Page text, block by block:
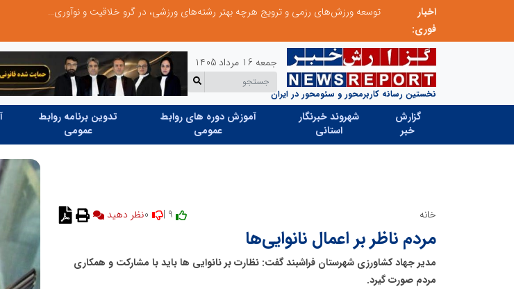
اخبار
فوری:
توسعه ورزش‌های رزمی و ترویج هرچه بهتر رشته‌های ورزشی، در گرو خلاقیت و نوآوری است لبنیات
نخستین رسانه کاربرمحور و سئومحور در ایران
جمعه 16 مرداد 1405
گزارش
خبر
شهروند خبرنگار
استانی
آموزش دوره های روابط
عمومی
تدوین برنامه روابط
عمومی
خانه نظر دهید
مردم ناظر بر اعمال نانوایی‌ها
مدیر جهاد کشاورزی شهرستان فراشبند گفت: نظارت بر نانوایی ها باید با مشارکت و همکاری
مردم صورت گیرد.